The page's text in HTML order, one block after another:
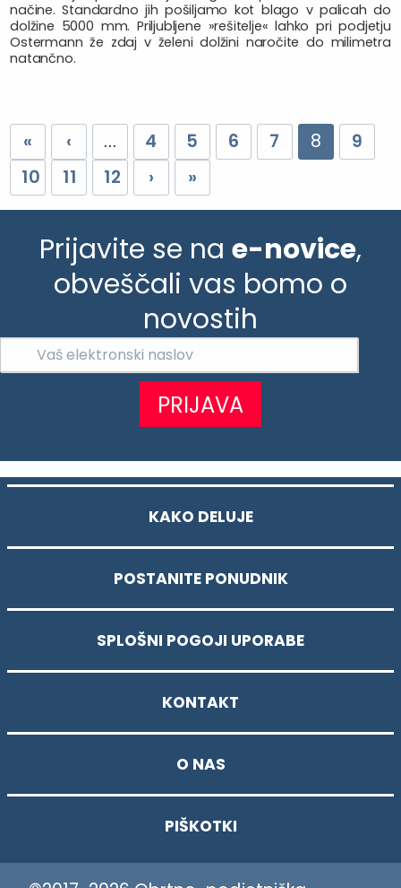
načine. Standardno jih pošiljamo kot blago v palicah do
dolžine 5000 mm. Priljubljene »rešitelje« lahko pri podjetju
Ostermann že zdaj v želeni dolžini naročite do milimetra
natančno.
« ‹ ... 4 5 6 7 8
9
10
11 12 › »
Prijavite se na e-novice,
obveščali vas bomo o
novostih
PRIJAVA
KAKO DELUJE
POSTANITE PONUDNIK
SPLOŠNI POGOJI UPORABE
KONTAKT
O NAS
PIŠKOTKI